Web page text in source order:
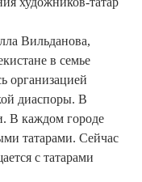
Вильданова,
в семье
организацией
диаспоры. В
В каждом городе
татарами. Сейчас
с татарами